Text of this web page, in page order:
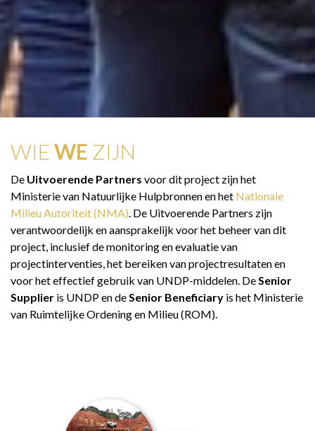
WIEWE ZIJN
De Uitvoerende Partners voor dit project zijn het
Ministerie van Natuurlijke Hulpbronnen en het Nationale
Milieu Autoriteit (NMA). De Uitvoerende Partners zijn
verantwoordelijk en aansprakelijk voor het beheer van dit
project, inclusief de monitoring en evaluatie van
projectinterventies, het bereiken van projectresultaten en
voor het effectief gebruik van UNDP-middelen. DeSenior
Supplier is UNDP en deSenior Beneficiary is het Ministerie
van Ruimtelijke Ordening en Milieu (ROM).